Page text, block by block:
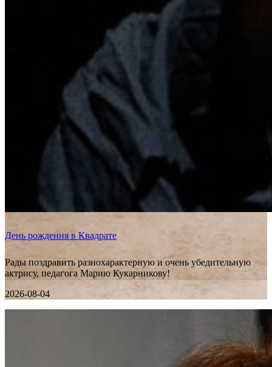
День рождения в Квадрате
Рады поздравить разнохарактерную и очень убедительную
актрису, педагога Марию Кукарникову!
2026-08-04